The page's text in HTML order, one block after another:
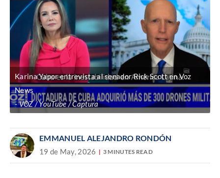
Karina Yapor entrevista al senador Rick Scott en Voz
News
VOZ / YouTube / Captura
EMMANUEL ALEJANDRO RONDÓN
19 de May, 2026 3 MINUTES READ